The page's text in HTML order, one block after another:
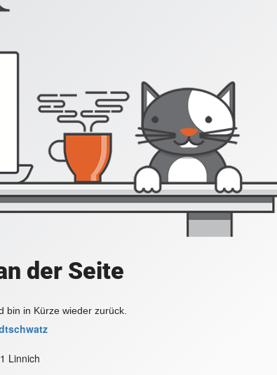
der Seite
bin in Kürze wieder zurück.
Linnich